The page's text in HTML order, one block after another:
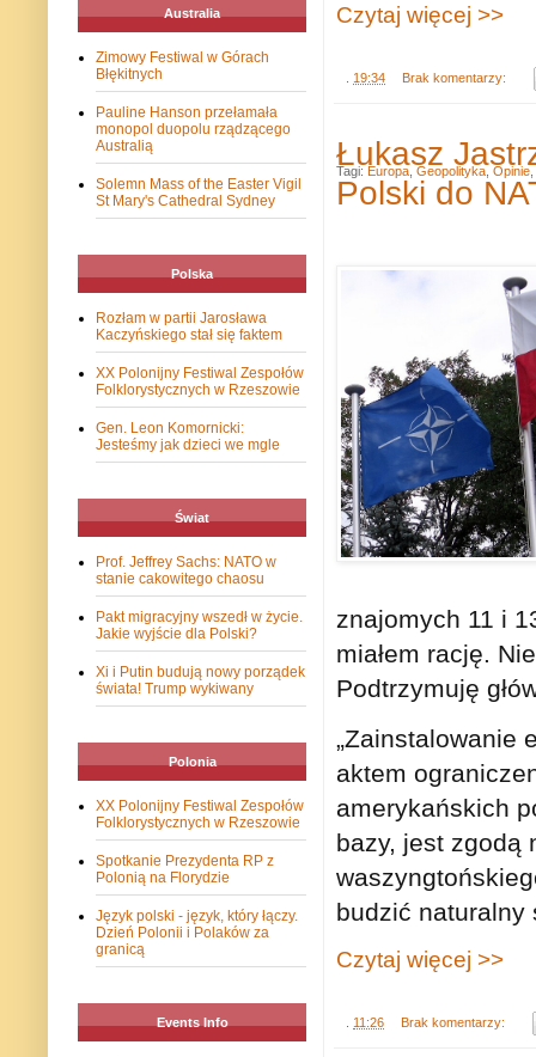
Czytaj więcej >>
19:34 Brak komentarzy:
Łukasz
Polski do
znajomych 11 i
miałem rację.
Podtrzymuję
„Zainstalowanie
aktem
amerykańskich
bazy, jest zgodą
budzić naturalny
Czytaj więcej >>
11:26 Brak komentarzy:
Tagi: Europa Geopolityka Opinie
Australia
Zimowy Festiwal w Górach
Błękitnych
Pauline Hanson przełamała
monopol duopolu rządzącego
Australią
Solemn Mass of the Easter Vigil
St Mary's Cathedral Sydney
Polska
Rozłam w partii Jarosława
Kaczyńskiego stał się faktem
XX Polonijny Festiwal Zespołów
Folklorystycznych w Rzeszowie
Gen. Leon Komornicki:
Jesteśmy jak dzieci we mgle
Świat
Prof. Jeffrey Sachs: NATO w
stanie cakowitego chaosu
Pakt migracyjny wszedł w życie.
Jakie wyjście dla Polski?
Xi i Putin budują nowy porządek
świata! Trump wykiwany
Polonia
XX Polonijny Festiwal Zespołów
Folklorystycznych w Rzeszowie
Spotkanie Prezydenta RP z
Polonią na Florydzie
Język polski - język, który łączy.
Dzień Polonii i Polaków za
granicą
Events Info